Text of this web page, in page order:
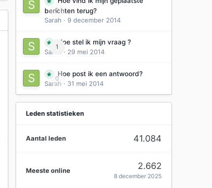
0
berichten terug?
Sarah · 9 december 2014
1
Hoe stel ik mijn vraag ?
Sarah
· 29 mei 2014
0
Hoe post ik een antwoord?
Sarah · 31 mei 2014
Leden statistieken
Aantal leden 41.084
Meeste online 2.662
8 december 2025